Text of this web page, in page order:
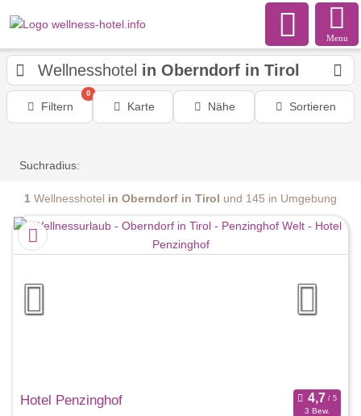
Menu
Wellnesshotel in Oberndorf in Tirol
Filtern
0
Karte Nähe Sortieren
Suchradius:
1 Wellnesshotel in Oberndorf in Tirol und 145 in Umgebung
Hotel Penzinghof
3 Bew.